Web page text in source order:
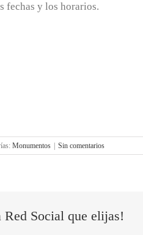
fechas y los horarios.
Monumentos Sin comentarios
Red Social que elijas!